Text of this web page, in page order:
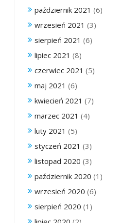
październik 2021 (6)
wrzesień 2021 (3)
sierpień 2021 (6)
lipiec 2021 (8)
czerwiec 2021 (5)
maj 2021 (6)
kwiecień 2021 (7)
marzec 2021 (4)
luty 2021 (5)
styczeń 2021 (3)
listopad 2020 (3)
październik 2020 (1)
wrzesień 2020 (6)
sierpień 2020 (1)